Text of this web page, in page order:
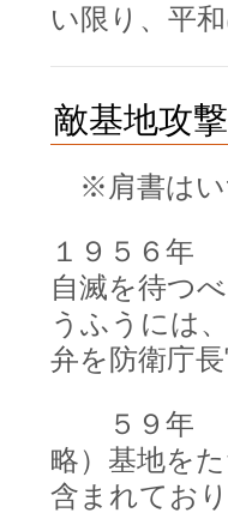
い限り、平
敵基地攻
※肩書はい
１９５６年
自滅を待つ
うふうには
弁を防衛庁
５９年 「
略）基地を
含まれてお